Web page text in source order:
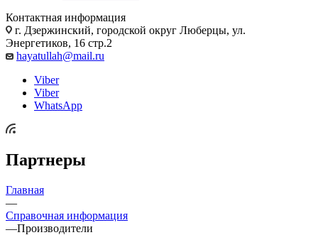
Контактная информация
г. Дзержинский, городской округ Люберцы, ул.
Энергетиков, 16 стр.2
hayatullah@mail.ru
Viber
Viber
WhatsApp
Партнеры
Главная
—
Справочная информация
—Производители